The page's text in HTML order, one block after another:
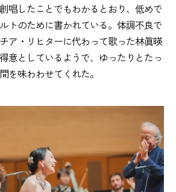
唱したことでもわかるとおり、低めで
トのために書かれている。体調不良で
ア・リヒターに代わって歌った林眞暎
意としているようで、ゆったりとたっ
を味わわせてくれた。